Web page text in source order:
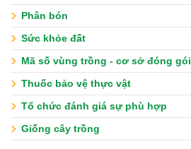
Phân bón
Sức khỏe đất
Mã số vùng trồng - cơ sở đóng gói
Thuốc bảo vệ thực vật
Tổ chức đánh giá sự phù hợp
Giống cây trồng